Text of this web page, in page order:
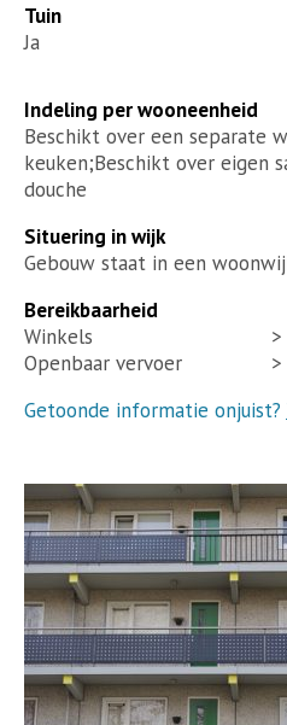
Tuin
Ja
Indeling per wooneenheid
Beschikt over een separate
keuken;Beschikt over eigen
douche
Situering in wijk
Gebouw staat in een
Bereikbaarheid
Winkels
Openbaar vervoer
Getoonde informatie onjuist?